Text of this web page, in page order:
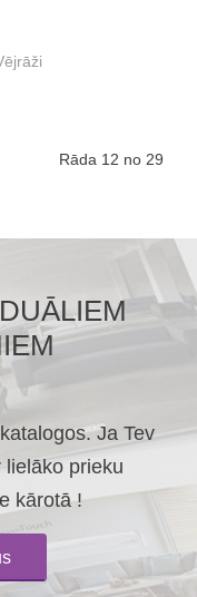
Rāda 12 no 29
Ja Tev
lielāko prieku
kārotā !